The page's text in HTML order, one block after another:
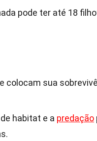
pode ter até 18
colocam sua
habitat e a predação